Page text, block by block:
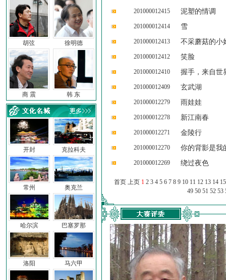
胡弦 徐明德
商 震 韩 东
开封
常州
哈尔滨
洛阳
克拉科夫
奥克兰
巴塞罗那
马六甲
201000012415 泥塑的情调
201000012414 雪
201000012413 不采蘑菇的小
201000012412 笑脸
201000012410 握手，来自世
201000012409 玄武湖
201000012279 雨娃娃
201000012278 新江南春
201000012271 金陵行
201000012270 你的背影是我
201000012269 绕过夜色
首页 上页 1 2 3 4 5 6 7 8 9 10 11 12 13 14 15
49 50 51 52 53